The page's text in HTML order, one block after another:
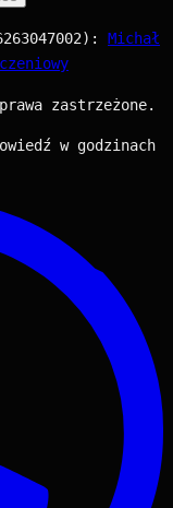
Michał
zastrzeżone.
w godzinach